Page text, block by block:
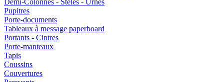
Demi-Colonnes - Stèles - Urnes
Pupitres
Porte-documents
Tableaux à message paperboard
Portants - Cintres
Porte-manteaux
Tapis
Coussins
Couvertures